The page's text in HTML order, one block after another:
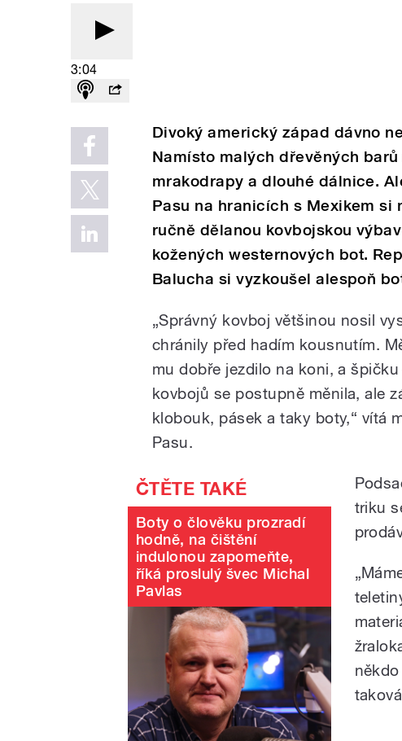
3:04
Divoký americký západ dávno
Namísto malých dřevěných
mrakodrapy a dlouhé dálnice.
Pasu na hranicích s Mexikem
ručně dělanou kovbojskou
kožených westernových bot.
Balucha si vyzkoušel alespoň
„Správný kovboj většinou nosil
chránily před hadím kousnutím.
mu dobře jezdilo na koni, a
kovbojů se postupně měnila, ale
klobouk, pásek a taky boty,“ vítá
Pasu.
Boty o člověku prozradí
hodně, na čištění
indulonou zapomeňte,
říká proslulý švec Michal
Pavlas
triku